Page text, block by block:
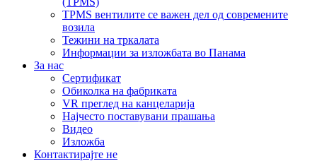
TPMS вентилите се важен дел од современите
возила
Тежини на тркалата
Информации за изложбата во Панама
За нас
Сертификат
Обиколка на фабриката
VR преглед на канцеларија
Најчесто поставувани прашања
Видео
Изложба
Контактирајте не